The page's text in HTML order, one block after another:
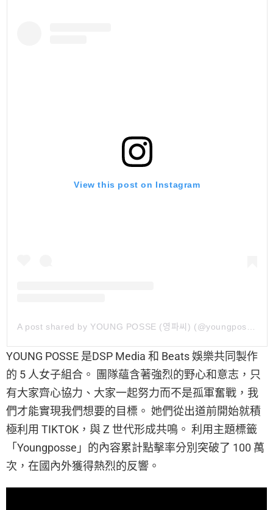
View this post on Instagram
A post shared by YOUNG POSSE (영파씨) (@youngposseup)
YOUNG POSSE 是DSP Media 和 Beats 娛樂共同製作
的 5 人女子組合。 團隊蘊含著強烈的野心和意志，只
有大家齊心協力、大家一起努力而不是孤軍奮戰，我
們才能實現我們想要的目標。 她們從出道前開始就積
極利用 TIKTOK，與 Z 世代形成共鳴。 利用主題標籤
「Youngposse」的內容累計點擊率分別突破了 100 萬
次，在國內外獲得熱烈的反響。